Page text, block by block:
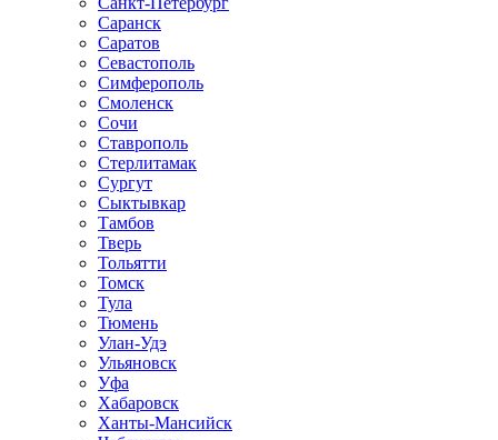
Саранск
Саратов
Севастополь
Симферополь
Смоленск
Сочи
Ставрополь
Стерлитамак
Сургут
Сыктывкар
Тамбов
Тверь
Тольятти
Томск
Тула
Тюмень
Улан-Удэ
Ульяновск
Уфа
Хабаровск
Ханты-Мансийск